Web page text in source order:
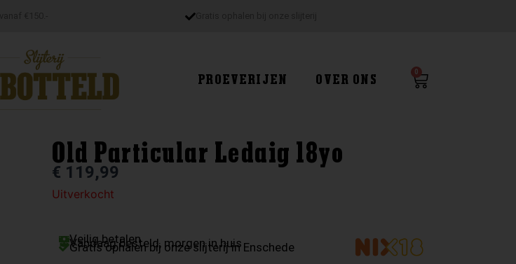
PROEVERIJEN OVER ONS
0
Winkelwagen
Old Particular Ledaig 18yo
€ 119,99
Uitverkocht
Veilig betalen
Vandaag besteld, morgen in huis
Gratis ophalen bij onze slijterij in Enschede